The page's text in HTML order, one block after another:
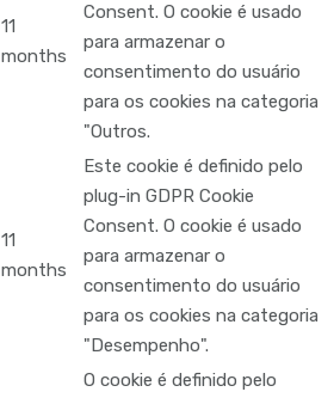
11
months
Consent. O cookie é usado
para armazenar o
consentimento do usuário
para os cookies na categoria
"Outros.
11
months
Este cookie é definido pelo
plug-in GDPR Cookie
Consent. O cookie é usado
para armazenar o
consentimento do usuário
para os cookies na categoria
"Desempenho".
O cookie é definido pelo